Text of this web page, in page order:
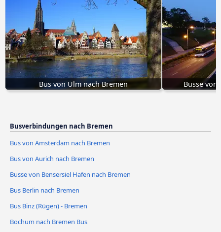
Bus von Ulm nach Bremen Busse von
Busverbindungen nach Bremen
Bus von Amsterdam nach Bremen
Bus von Aurich nach Bremen
Busse von Bensersiel Hafen nach Bremen
Bus Berlin nach Bremen
Bus Binz (Rügen) - Bremen
Bochum nach Bremen Bus